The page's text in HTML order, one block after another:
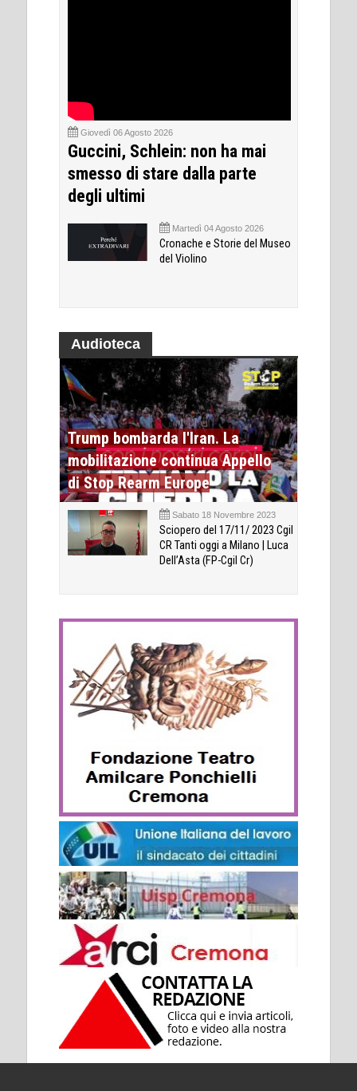
Giovedì 06 Agosto 2026
Guccini, Schlein: non ha mai
smesso di stare dalla parte
degli ultimi
Martedì 04 Agosto 2026
Cronache e Storie del Museo
del Violino
Audioteca
Trump bombarda l'Iran. La
mobilitazione continua Appello
di Stop Rearm Europe
Sabato 18 Novembre 2023
Sciopero del 17/11/ 2023 Cgil
CR Tanti oggi a Milano | Luca
Dell’Asta (FP-Cgil Cr)